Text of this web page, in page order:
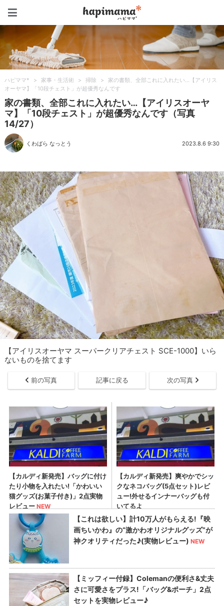
ハピママ* > 家事・生活術 > 掃除 >
家の書類、全部これに入れたい…【アイリス
オーヤマ】「10段チェスト」が超優秀なんです
家の書類、全部これに入れたい…【アイリスオーヤ
マ】「10段チェスト」が超優秀なんです（写真
14/27）
くわばら なっとう 2023.8.6 9:30
【アイリスオーヤマ スーパークリアチェスト SCE-1000】いら
ないものを捨てます
前の写真 記事に戻る 次の写真